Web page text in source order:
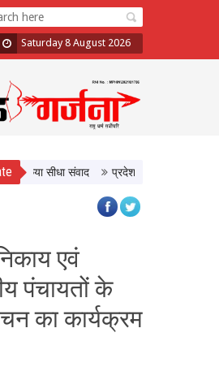
Saturday 8 August 2026
सीधा संवाद प्रदेश की सांस्कृतिक विरासत
एवं
पंचायतों के
का कार्यक्रम